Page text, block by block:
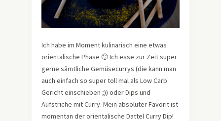
Ich habe im Moment kulinarisch eine etwas
orientalische Phase 🙂 Ich esse zur Zeit super
gerne sämtliche Gemüsecurrys (die kann man
auch einfach so super toll mal als Low Carb
Gericht einschieben ;)) oder Dips und
Aufstriche mit Curry. Mein absoluter Favorit ist
momentan der orientalische Dattel Curry Dip!